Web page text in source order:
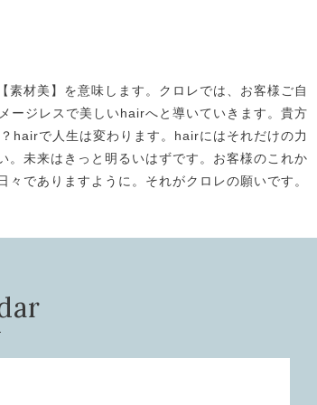
材美】を意味します。クロレでは、お客様ご自
ージレスで美しいhairへと導いていきます。貴方
hairで人生は変わります。hairにはそれだけの力
。未来はきっと明るいはずです。お客様のこれか
々でありますように。それがクロレの願いです。